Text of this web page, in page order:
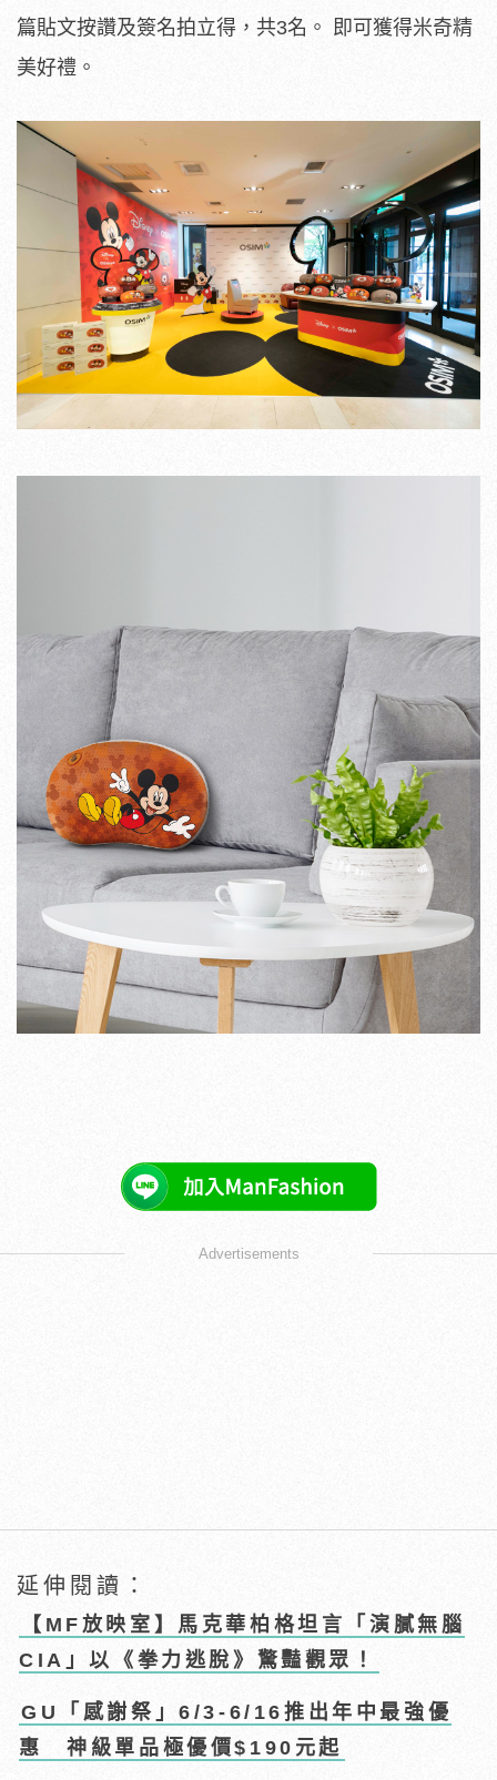
篇貼文按讚及簽名拍立得，共3名。 即可獲得米奇精
美好禮。
Advertisements
延伸閱讀：
【MF放映室】馬克華柏格坦言「演膩無腦
CIA」以《拳力逃脫》驚豔觀眾！
GU「感謝祭」6/3-6/16推出年中最強優
惠 神級單品極優價$190元起